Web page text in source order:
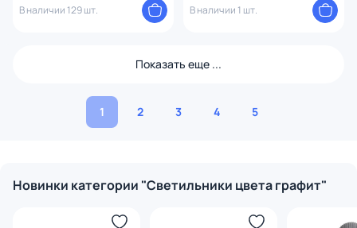
В наличии 129 шт.
В наличии 1 шт.
Показать еще ...
1 2 3 4 5
Новинки категории "Светильники цвета графит"